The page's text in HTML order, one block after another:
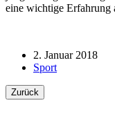
eine wichtige Erfahrung
2. Januar 2018
Sport